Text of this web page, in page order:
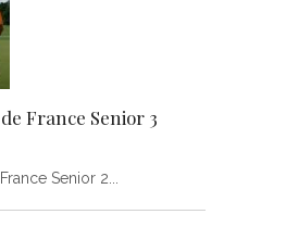
France Senior 3
Senior 2